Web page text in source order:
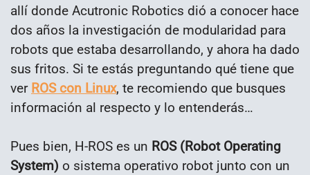
allí donde Acutronic Robotics dió a conocer hace
dos años la investigación de modularidad para
robots que estaba desarrollando, y ahora ha dado
sus fritos. Si te estás preguntando qué tiene que
ver ROS con Linux, te recomiendo que busques
información al respecto y lo entenderás…
Pues bien, H-ROS es un ROS (Robot Operating
System) o sistema operativo robot junto con un